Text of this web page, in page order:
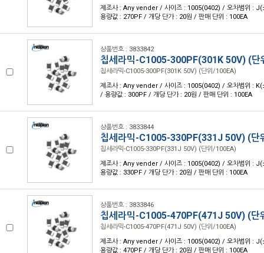
제조사 : Any vender / 사이즈 : 1005(0402) / 오차범위 :
용량값 : 270PF / 개당 단가 : 20원 / 판매 단위 : 100EA
상품번호 : 3833842
칩세라믹-C1005-300PF(301K 50V) (단
칩세라믹-C1005-300PF(301K 50V) (단위/100EA)
제조사 : Any vender / 사이즈 : 1005(0402) / 오차범위 :
/ 용량값 : 300PF / 개당 단가 : 20원 / 판매 단위 : 100EA
상품번호 : 3833844
칩세라믹-C1005-330PF(331J 50V) (단
칩세라믹-C1005-330PF(331J 50V) (단위/100EA)
제조사 : Any vender / 사이즈 : 1005(0402) / 오차범위 :
용량값 : 330PF / 개당 단가 : 20원 / 판매 단위 : 100EA
상품번호 : 3833846
칩세라믹-C1005-470PF(471J 50V) (단
칩세라믹-C1005-470PF(471J 50V) (단위/100EA)
제조사 : Any vender / 사이즈 : 1005(0402) / 오차범위 :
용량값 : 470PF / 개당 단가 : 20원 / 판매 단위 : 100EA